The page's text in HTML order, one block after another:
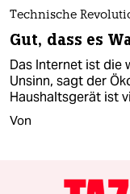
Technische
Gut, dass es
Das Internet ist die
Unsinn, sagt der
Haushaltsgerät ist
Von